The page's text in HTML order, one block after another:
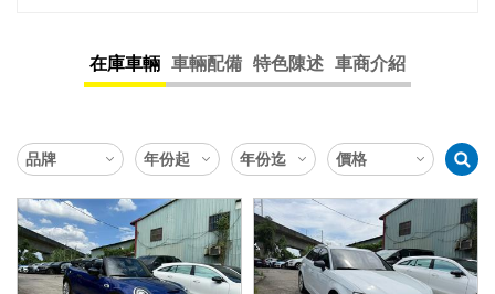
在庫車輛 車輛配備 特色陳述 車商介紹